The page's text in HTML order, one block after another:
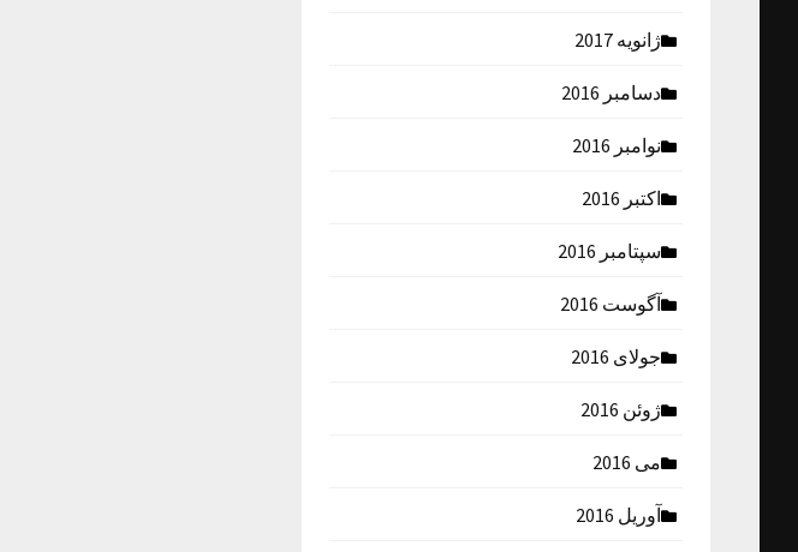
ژانویه 2017
دسامبر 2016
نوامبر 2016
اکتبر 2016
سپتامبر 2016
آگوست 2016
جولای 2016
ژوئن 2016
می 2016
آوریل 2016